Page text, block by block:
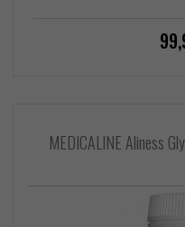
99,
MEDICALINE Aliness